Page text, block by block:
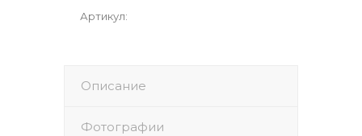
Артикул:
Описание
Фотографии